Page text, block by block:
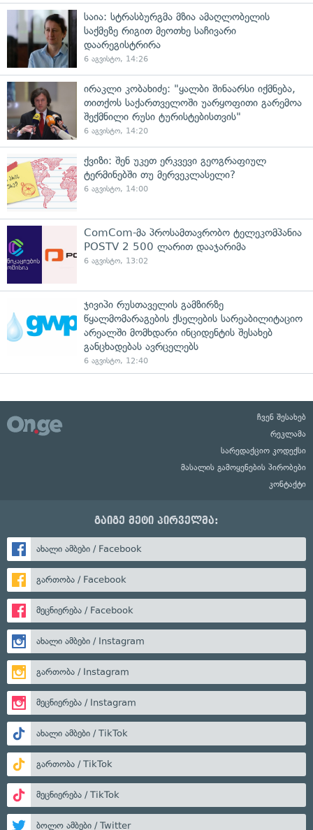
საია: სტრასბურგმა მზია ამაღლობელის
საქმეზე რიგით მეოთხე საჩივარი
დაარეგისტრირა
6 აგვისტო, 14:26
ირაკლი კობახიძე: "ყალბი შინაარსი იქმნება,
თითქოს საქართველოში უარყოფითი გარემოა
შექმნილი რუსი ტურისტებისთვის"
6 აგვისტო, 14:20
ქვიზი: შენ უკეთ ერკვევი გეოგრაფიულ
ტერმინებში თუ მერვეკლასელი?
6 აგვისტო, 14:00
ComCom-მა პროსამთავრობო ტელეკომპანია
POSTV 2 500 ლარით დააჯარიმა
6 აგვისტო, 13:02
ჯივიპი რუსთაველის გამზირზე
წყალმომარაგების ქსელების სარეაბილიტაციო
არეალში მომხდარი ინციდენტის შესახებ
განცხადებას ავრცელებს
6 აგვისტო, 12:40
ჩვენ შესახებ
რეკლამა
სარედაქციო კოდექსი
მასალის გამოყენების პირობები
კონტაქტი
გაიგე მეტი პირველმა:
ახალი ამბები / Facebook
გართობა / Facebook
მეცნიერება / Facebook
ახალი ამბები / Instagram
გართობა / Instagram
მეცნიერება / Instagram
ახალი ამბები / TikTok
გართობა / TikTok
მეცნიერება / TikTok
ბოლო ამბები / Twitter